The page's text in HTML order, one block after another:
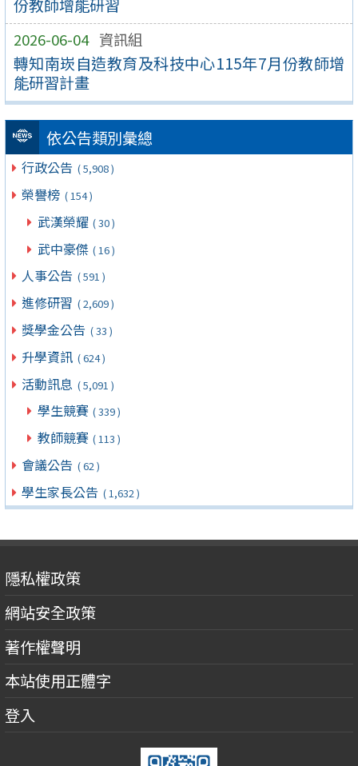
份教師增能研習
2026-06-04 資訊組
轉知南崁自造教育及科技中心115年7月份教師增
能研習計畫
依公告類別彙總
行政公告 ( 5,908 )
榮譽榜 ( 154 )
武漢榮耀 ( 30 )
武中豪傑 ( 16 )
人事公告 ( 591 )
進修研習 ( 2,609 )
獎學金公告 ( 33 )
升學資訊 ( 624 )
活動訊息 ( 5,091 )
學生競賽 ( 339 )
教師競賽 ( 113 )
會議公告 ( 62 )
學生家長公告 ( 1,632 )
隱私權政策
網站安全政策
著作權聲明
本站使用正體字
登入